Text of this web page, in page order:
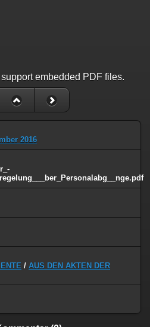
embedded PDF files.
2016
/ AUS DEN AKTEN DER